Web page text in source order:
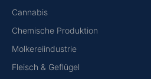
Cannabis
Chemische Produktion
Molkereiindustrie
Fleisch & Geflügel